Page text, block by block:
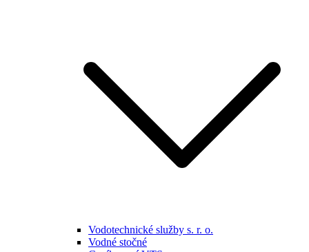
Vodotechnické služby s. r. o.
Vodné stočné